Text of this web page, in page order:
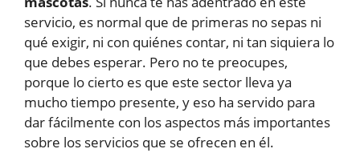
servicio, es normal que de primeras no sepas ni
qué exigir, ni con quiénes contar, ni tan siquiera lo
que debes esperar. Pero no te preocupes,
porque lo cierto es que este sector lleva ya
mucho tiempo presente, y eso ha servido para
dar fácilmente con los aspectos más importantes
sobre los servicios que se ofrecen en él.